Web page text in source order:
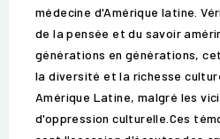
médecine d'Amérique latine.
de la pensée et du savoir
générations en générations,
la diversité et la richesse
Amérique Latine, malgré les
d'oppression culturelle.Ces